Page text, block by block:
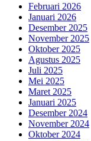
Februari 2026
Januari 2026
Desember 2025
November 2025
Oktober 2025
Agustus 2025
Juli 2025
Mei 2025
Maret 2025
Januari 2025
Desember 2024
November 2024
Oktober 2024